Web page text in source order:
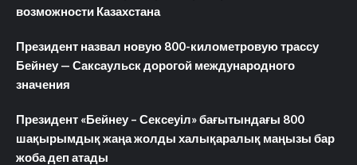
возможности Казахстана
Президент назвал новую 800-километровую трассу
Бейнеу — Саксаульск дорогой международного
значения
Президент «Бейнеу – Сексеуіл» бағытындағы 800
шақырымдық жаңа жолды халықаралық маңызы бар
жоба деп атады